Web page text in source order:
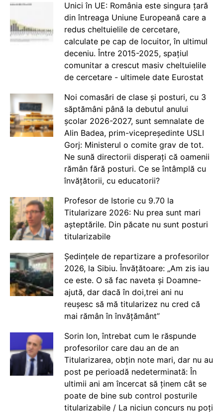
Unici în UE: România este singura țară
din întreaga Uniune Europeană care a
redus cheltuielile de cercetare,
calculate pe cap de locuitor, în ultimul
deceniu. Între 2015-2025, spațiul
comunitar a crescut masiv cheltuielile
de cercetare - ultimele date Eurostat
Noi comasări de clase și posturi, cu 3
săptămâni până la debutul anului
școlar 2026-2027, sunt semnalate de
Alin Badea, prim-vicepreședinte USLI
Gorj: Ministerul o comite grav de tot.
Ne sună directorii disperați că oamenii
rămân fără posturi. Ce se întâmplă cu
învățătorii, cu educatorii?
Profesor de Istorie cu 9.70 la
Titularizare 2026: Nu prea sunt mari
așteptările. Din păcate nu sunt posturi
titularizabile
Ședințele de repartizare a profesorilor
2026, la Sibiu. Învățătoare: „Am zis iau
ce este. O să fac naveta și Doamne-
ajută, dar dacă în doi,trei ani nu
reușesc să mă titularizez nu cred că
mai rămân în învățământ”
Sorin Ion, întrebat cum le răspunde
profesorilor care dau an de an
Titularizarea, obțin note mari, dar nu au
post pe perioadă nedeterminată: În
ultimii ani am încercat să ținem cât se
poate de bine sub control posturile
titularizabile / La niciun concurs nu poți